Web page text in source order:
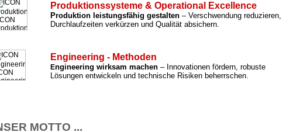
Produktionssysteme & Operational Excellence
Produktion leistungsfähig gestalten – Verschwendung reduzieren,
Durchlaufzeiten verkürzen und Qualität absichern.
Engineering - Methoden
Engineering wirksam machen – Innovationen fördern, robuste
Lösungen entwickeln und technische Risiken beherrschen.
MOTTO ...